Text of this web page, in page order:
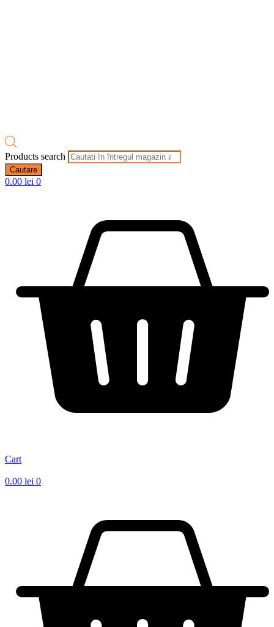
Products search
Cautare
0.00 lei 0
Cart
0.00 lei 0